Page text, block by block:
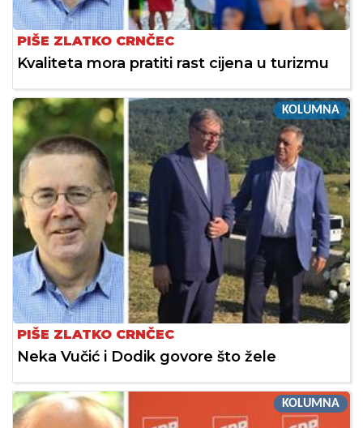
PIŠE ZLATKO CRNČEC
Kvaliteta mora pratiti rast cijena u turizmu
KOLUMNA
PIŠE ZLATKO CRNČEC
Neka Vučić i Dodik govore što žele
KOLUMNA